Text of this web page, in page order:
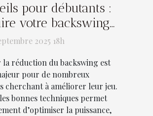
pour débutants :
votre backswing
efficacement
2025 18h
réduction du backswing est
pour de nombreux
cherchant à améliorer leur jeu.
bonnes techniques permet
d’optimiser la puissance,